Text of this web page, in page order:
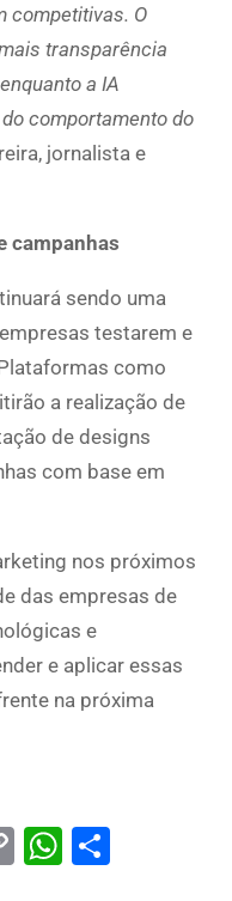
competitivas. O
transparência
a IA
comportamento do
jornalista e
campanhas
sendo uma
testarem e
como
a realização de
de designs
com base em
nos próximos
das empresas de
e
e aplicar essas
na próxima
Copy